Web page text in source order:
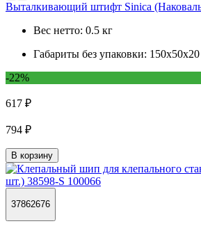
Выталкивающий штифт Sinica
Вес нетто: 0.5 кг
Габариты без упаковки:
-22%
617 ₽
794 ₽
В корзину
37862676